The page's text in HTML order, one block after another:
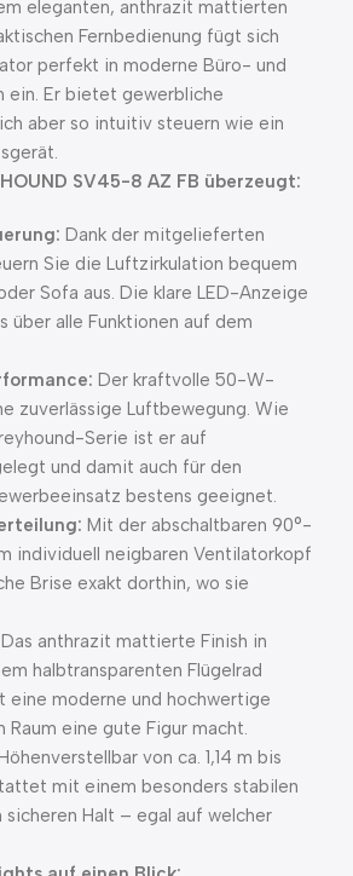
eleganten, anthrazit mattierten
Fernbedienung fügt sich
perfekt in moderne Büro- und
ein. Er bietet gewerbliche
aber so intuitiv steuern wie ein
SV45-8 AZ FB überzeugt:
Dank der mitgelieferten
Sie die Luftzirkulation bequem
Sofa aus. Die klare LED-Anzeige
über alle Funktionen auf dem
Der kraftvolle 50-W-
zuverlässige Luftbewegung. Wie
Serie ist er auf
und damit auch für den
bestens geeignet.
Mit der abschaltbaren 90°-
individuell neigbaren Ventilatorkopf
Brise exakt dorthin, wo sie
Das anthrazit mattierte Finish in
halbtransparenten Flügelrad
eine moderne und hochwertige
eine gute Figur macht.
Höhenverstellbar von ca. 1,14 m bis
mit einem besonders stabilen
Halt – egal auf welcher